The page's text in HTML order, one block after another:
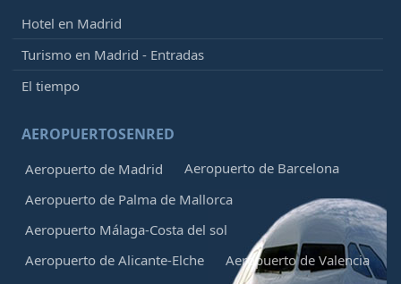
Hotel en Madrid
Turismo en Madrid - Entradas
El tiempo
AEROPUERTOSENRED
Aeropuerto de Madrid
Aeropuerto de Barcelona
Aeropuerto de Palma de Mallorca
Aeropuerto Málaga-Costa del sol
Aeropuerto de Alicante-Elche
Aeropuerto de Valencia